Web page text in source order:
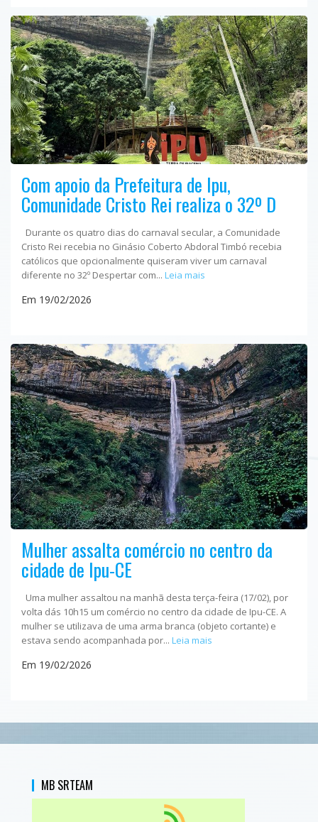
Com apoio da Prefeitura de Ipu,
Comunidade Cristo Rei realiza o 32º D
Durante os quatro dias do carnaval secular, a Comunidade
Cristo Rei recebia no Ginásio Coberto Abdoral Timbó recebia
católicos que opcionalmente quiseram viver um carnaval
diferente no 32º Despertar com... Leia mais
Em 19/02/2026
Mulher assalta comércio no centro da
cidade de Ipu-CE
Uma mulher assaltou na manhã desta terça-feira (17/02), por
volta dás 10h15 um comércio no centro da cidade de Ipu-CE. A
mulher se utilizava de uma arma branca (objeto cortante) e
estava sendo acompanhada por... Leia mais
Em 19/02/2026
MB SRTEAM